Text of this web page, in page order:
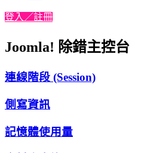
登入／註冊
Joomla! 除錯主控台
連線階段 (Session)
側寫資訊
記憶體使用量